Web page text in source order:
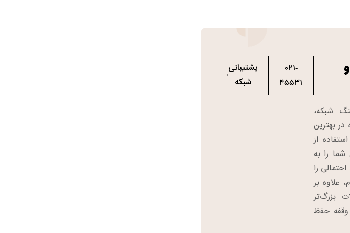
شبکه،
بهترین
از
شما را به
احتمالی را
علاوه بر
بزرگ‌تر
حفظ
021-
45531
پشتیبانی
شبکه